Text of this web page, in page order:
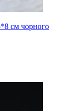
cм чорного